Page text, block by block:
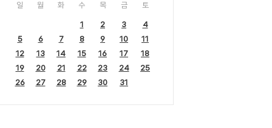
일 월 화 수 목 금 토
1 2 3
4
5
6 7 8 9 10
11
12
13 14 15 16 17
18
19
20 21 22 23 24
25
26
27 28 29 30 31